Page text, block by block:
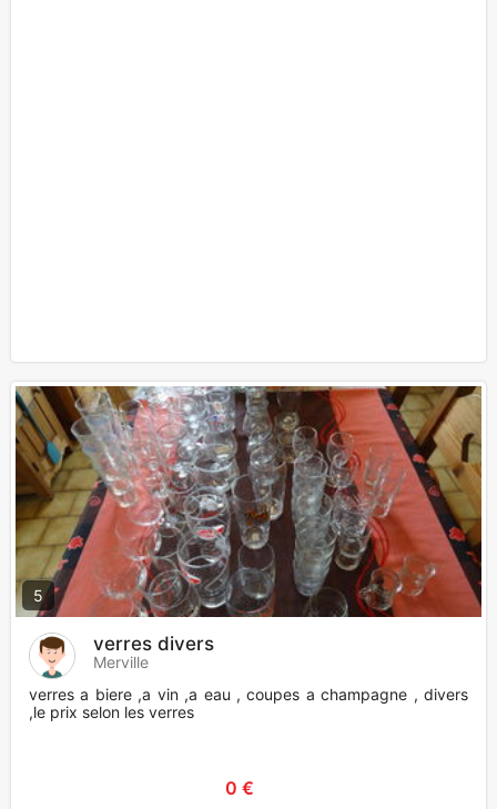
5
verres divers
Merville
verres a biere ,a vin ,a eau , coupes a champagne , divers
,le prix selon les verres
0 €